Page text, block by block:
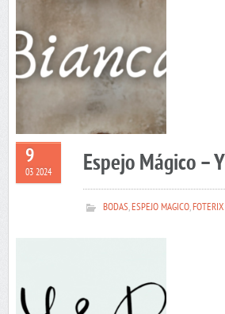
9
03 2024 Espejo Mágico –
BODAS,ESPEJO MAGICO,FOTERIX